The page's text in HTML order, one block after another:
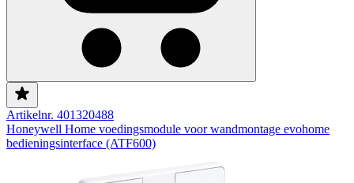
Artikelnr. 401320488
Honeywell Home voedingsmodule voor wandmontage evohome
bedieningsinterface (ATF600)